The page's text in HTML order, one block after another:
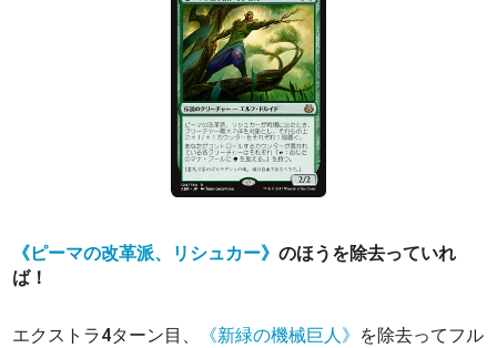
《ピーマの改革派、リシュカー》のほうを除去っていれ
ば！
エクストラ4ターン目、 《新緑の機械巨人》 を除去ってフル